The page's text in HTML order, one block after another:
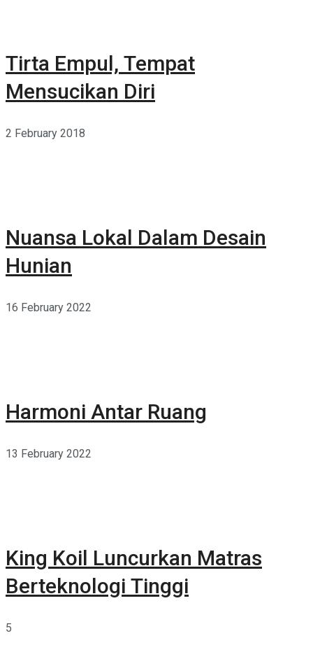
Tirta Empul, Tempat
Mensucikan Diri
2 February 2018
Nuansa Lokal Dalam Desain
Hunian
16 February 2022
Harmoni Antar Ruang
13 February 2022
King Koil Luncurkan Matras
Berteknologi Tinggi
5